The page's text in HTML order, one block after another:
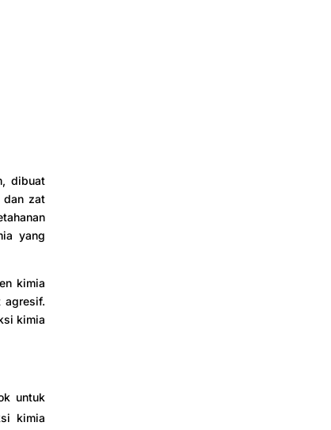
dibuat
dan zat
yang
kimia
agresif.
kimia
untuk
kimia